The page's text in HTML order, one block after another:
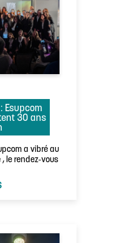
Esupcom
30 ans
a vibré au
le rendez-vous